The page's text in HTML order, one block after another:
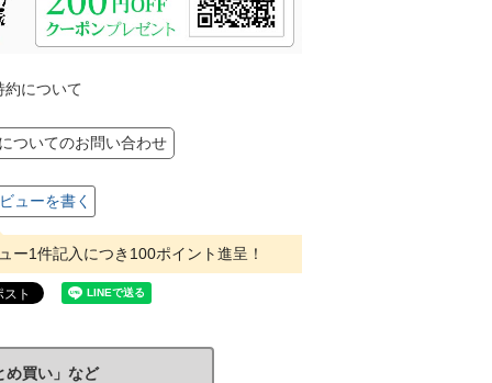
約について
ついてのお問い合わせ
ューを書く
ー1件記入につき100ポイント進呈！
め買い」など